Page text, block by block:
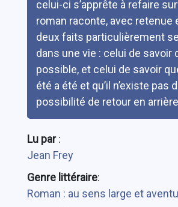
celui-ci s’apprête à refaire
roman raconte, avec retenue
deux faits particulièrement
dans une vie : celui de savoir
possible, et celui de savoir
été a été et qu’il n’existe pas
possibilité de retour en
Lu par:
Jean Frey
Genre littéraire:
Roman : au sens large et